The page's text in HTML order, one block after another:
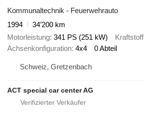
Kommunaltechnik - Feuerwehrauto
1994
34’200 km
Motorleistung 341 PS (251 kW) Kraftstoff
Achsenkonfiguration 4x4 0 Abteil
Schweiz, Gretzenbach
ACT special car center AG